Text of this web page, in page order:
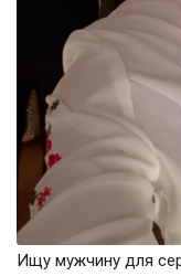
Ищу мужчину для